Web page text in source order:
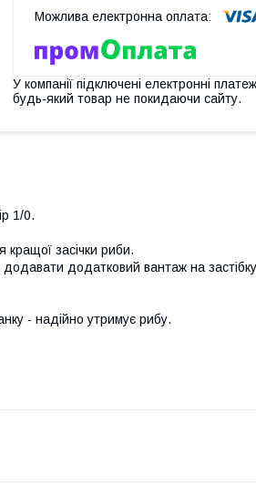
У компанії підключені електронні
будь-який товар не покидаючи сайту.
1/0.
кращої засічки риби.
додатковий вантаж на
- надійно утримує рибу.